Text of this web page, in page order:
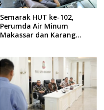
Semarak HUT ke-102,
Perumda Air Minum
Makassar dan Karang